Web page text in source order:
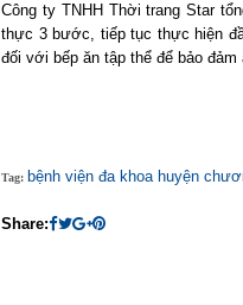
Công ty TNHH Thời trang Star
thực 3 bước, tiếp tục thực hiện
đối với bếp ăn tập thể để bảo
Tag: bệnh viện đa khoa huyện
Share: